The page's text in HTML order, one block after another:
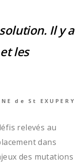
Il y a
les
de St EXUPERY
relevés au
dans
des mutations